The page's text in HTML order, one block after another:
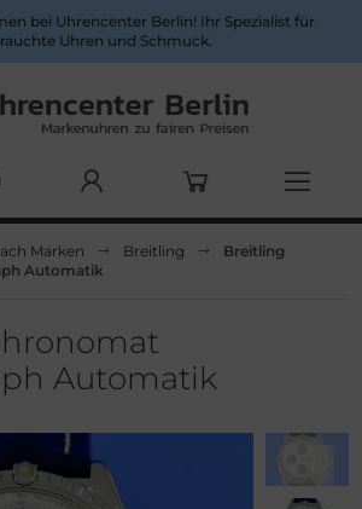
bei Uhrencenter Berlin! Ihr Spezialist für
Uhren und Schmuck.
Marken Breitling
Breitling
Automatik
Automatik